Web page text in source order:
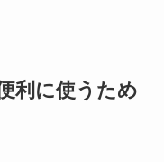
利に使うため